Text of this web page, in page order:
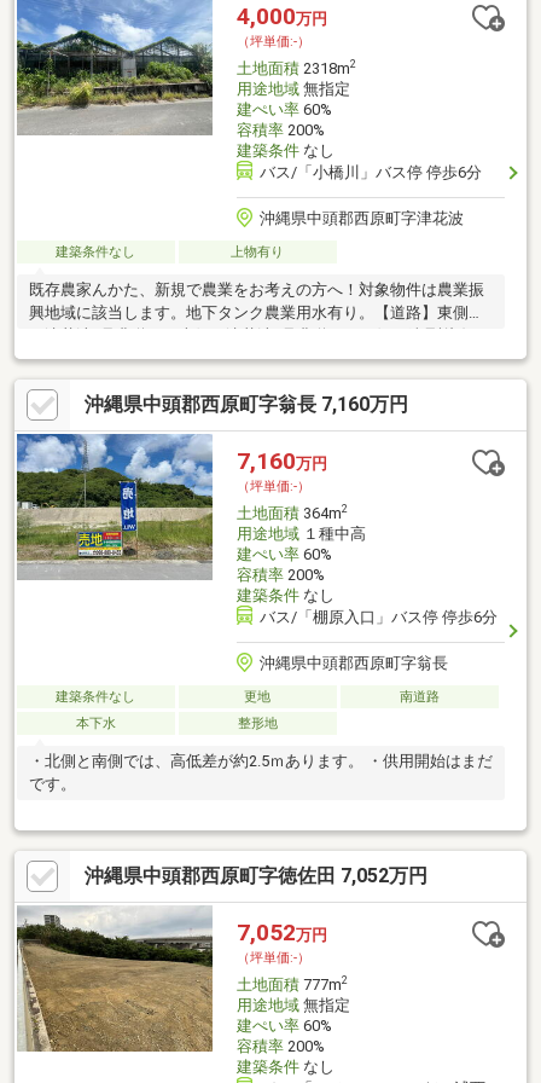
4,000万円
（坪単価:-）
土地面積2318m2
用途地域無指定
建ぺい率60%
容積率200%
建築条件なし
バス/「小橋川」バス停 停歩6分
沖縄県中頭郡西原町字津花波
建築条件なし 上物有り
既存農家んかた、新規で農業をお考えの方へ！対象物件は農業振
興地域に該当します。地下タンク農業用水有り。【道路】東側
里道）
沖縄県中頭郡西原町字翁長 7,160万円
7,160万円
（坪単価:-）
土地面積364m2
用途地域１種中高
建ぺい率60%
容積率200%
建築条件なし
バス/「棚原入口」バス停 停歩6分
沖縄県中頭郡西原町字翁長
建築条件なし 更地
南道路
本下水
整形地
・北側と南側では、高低差が約2.5ｍあります。 ・供用開始はまだ
です。
沖縄県中頭郡西原町字徳佐田 7,052万円
7,052万円
（坪単価:-）
土地面積777m2
用途地域無指定
建ぺい率60%
容積率200%
建築条件なし